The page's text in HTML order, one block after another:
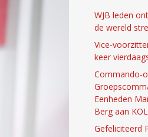
WJB leden
de wereld
Vice-
keer
Commando-
Eenheden
Berg aan
Gefeliciteerd